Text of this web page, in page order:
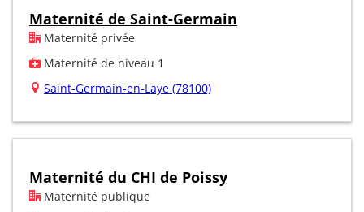
Maternité de Saint-Germain
Maternité privée
Maternité de niveau 1
Saint-Germain-en-Laye (78100)
Maternité du CHI de Poissy
Maternité publique